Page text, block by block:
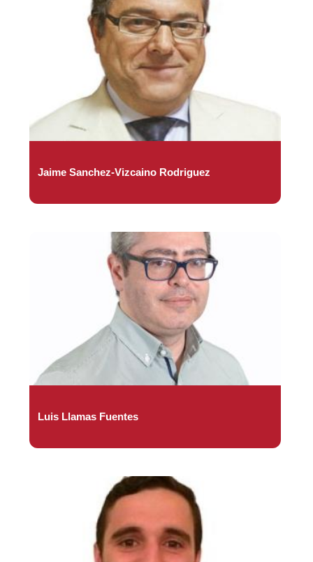
Jaime Sanchez-Vizcaino Rodriguez
Luis Llamas Fuentes